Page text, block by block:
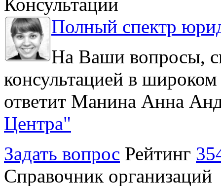
Полный спектр
На Ваши вопросы,
консультацией в
ответит Манина Анна
Центра"
Задать вопрос Рейтинг
Справочник организаций